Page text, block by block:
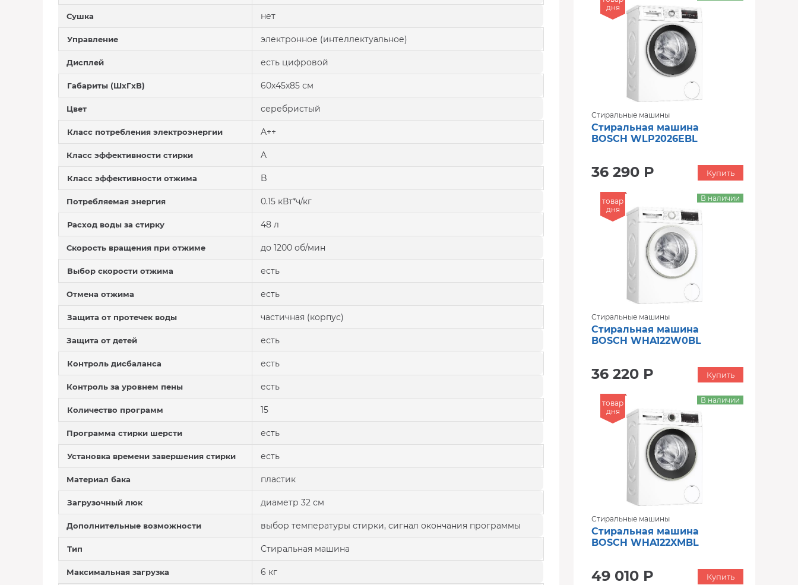
Сушка нет
Управление электронное (интеллектуальное)
Дисплей есть цифровой
Габариты (ШxГxВ) 60x45x85 см
Цвет серебристый
Класс потребления электроэнергии A++
Класс эффективности стирки A
Класс эффективности отжима B
Потребляемая энергия 0.15 кВт*ч/кг
Расход воды за стирку 48 л
Скорость вращения при отжиме до 1200 об/мин
Выбор скорости отжима есть
Отмена отжима есть
Защита от протечек воды частичная (корпус)
Защита от детей есть
Контроль дисбаланса есть
Контроль за уровнем пены есть
Количество программ 15
Программа стирки шерсти есть
Установка времени завершения стирки есть
Материал бака пластик
Загрузочный люк диаметр 32 см
Дополнительные возможности выбор температуры стирки, сигнал окончания программы
Тип Стиральная машина
Максимальная загрузка 6 кг
дня
Стиральные машины
Стиральная машина
BOSCH WLP2026EBL
36 290 Р Купить
товар
дня
Стиральные машины
Стиральная машина
BOSCH WHA122W0BL
36 220 Р
В наличии
Купить
товар
дня
Стиральные машины
Стиральная машина
BOSCH WHA122XMBL
49 010 Р
В наличии
Купить